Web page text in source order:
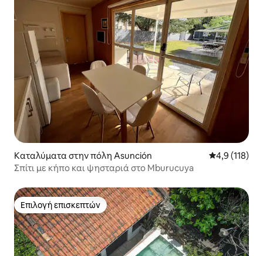
Καταλύματα στην πόλη Asunción Μέση
4,9 (118)
Σπίτι με κήπο και ψησταριά στο Mburucuya
Επιλογή επισκεπτών
Επιλογή επισκεπτών